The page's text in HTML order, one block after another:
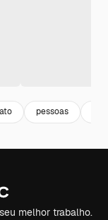
pessoas
melhor trabalho.